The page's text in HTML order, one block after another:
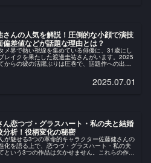
さんの人気を解説！圧倒的な小顔で演技
偏差値などが話題な理由とは？
メ界で熱い視線を集めている俳優に、31歳にし
レイクを果たした渡邊圭祐さんがいます。2025
からの彼の活躍ぶりは圧巻で、話題作への出演
2025.07.01
ん恋つづ・グラスハート・私の夫と結婚
分析！役柄変化の秘密
が魅せる3つの革命的キャラクター佐藤健さんの
化を語る上で、恋つづ・グラスハート・私の夫
という3つの作品は欠かせません。これらの作品